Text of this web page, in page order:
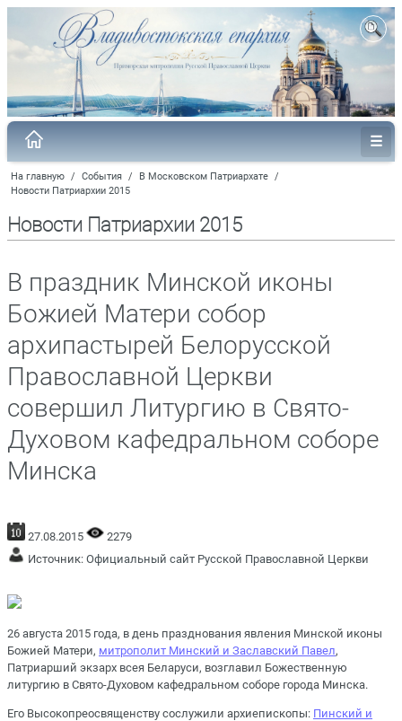
На главную / События / В Московском Патриархате /
Новости Патриархии 2015
Новости Патриархии 2015
В праздник Минской иконы
Божией Матери собор
архипастырей Белорусской
Православной Церкви
совершил Литургию в Свято-
Духовом кафедральном соборе
Минска
27.08.2015
2279
Источник: Официальный сайт Русской Православной Церкви
26 августа 2015 года, в день празднования явления Минской иконы
Божией Матери, митрополит Минский и Заславский Павел,
Патриарший экзарх всея Беларуси, возглавил Божественную
литургию в Свято-Духовом кафедральном соборе города Минска.
Его Высокопреосвященству сослужили архиепископы: Пинский и